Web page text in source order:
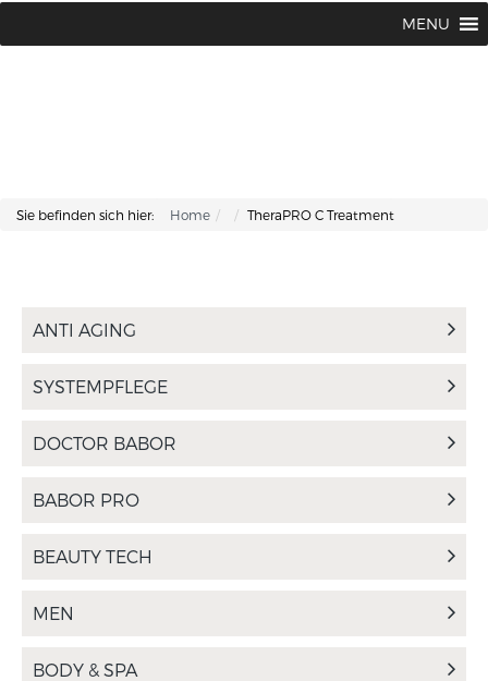
MENU
Sie befinden sich hier: Home TheraPRO C Treatment
ANTI AGING
SYSTEMPFLEGE
DOCTOR BABOR
BABOR PRO
BEAUTY TECH
MEN
BODY & SPA